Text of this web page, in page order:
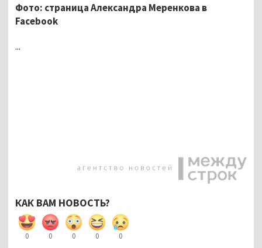
Фото: страница Александра Меренкова в
Facebook
...
КАК ВАМ НОВОСТЬ?
0 0 0 0 0